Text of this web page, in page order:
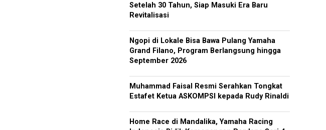
Setelah 30 Tahun, Siap Masuki Era Baru
Revitalisasi
Ngopi di Lokale Bisa Bawa Pulang Yamaha
Grand Filano, Program Berlangsung hingga
September 2026
Muhammad Faisal Resmi Serahkan Tongkat
Estafet Ketua ASKOMPSI kepada Rudy Rinaldi
Home Race di Mandalika, Yamaha Racing